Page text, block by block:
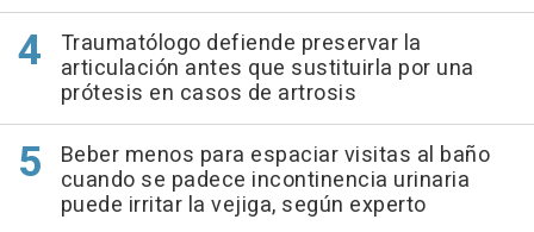
Traumatólogo defiende preservar la
articulación antes que sustituirla por una
prótesis en casos de artrosis
Beber menos para espaciar visitas al baño
cuando se padece incontinencia urinaria
puede irritar la vejiga, según experto